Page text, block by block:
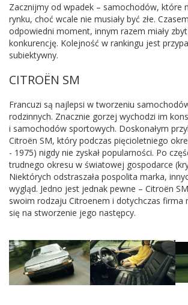
Zacznijmy od wpadek – samochodów, które
rynku, choć wcale nie musiały być złe.
odpowiedni moment, innym razem miały
konkurencję. Kolejność w rankingu jest
subiektywny.
CITROËN SM
Francuzi są najlepsi w tworzeniu
rodzinnych. Znacznie gorzej wychodzi im
i samochodów sportowych. Doskonałym
Citroën SM, który podczas pięcioletniego
- 1975) nigdy nie zyskał popularności. Po
trudnego okresu w światowej gospodarce
Niektórych odstraszała pospolita marka,
wygląd. Jedno jest jednak pewne – Citroën
swoim rodzaju Citroenem i dotychczas firma
się na stworzenie jego następcy.